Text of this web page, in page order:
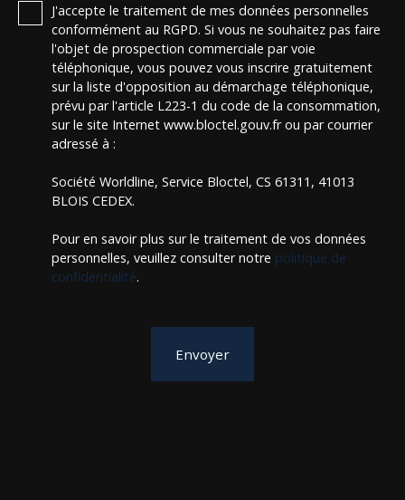
J'accepte le traitement de mes données personnelles
conformément au RGPD. Si vous ne souhaitez pas faire
l'objet de prospection commerciale par voie
téléphonique, vous pouvez vous inscrire gratuitement
sur la liste d'opposition au démarchage téléphonique,
prévu par l'article L223-1 du code de la consommation,
sur le site Internet www.bloctel.gouv.fr ou par courrier
adressé à :
Société Worldline, Service Bloctel, CS 61311, 41013
BLOIS CEDEX.
Pour en savoir plus sur le traitement de vos données
personnelles, veuillez consulter notre politique de
confidentialité.
Envoyer